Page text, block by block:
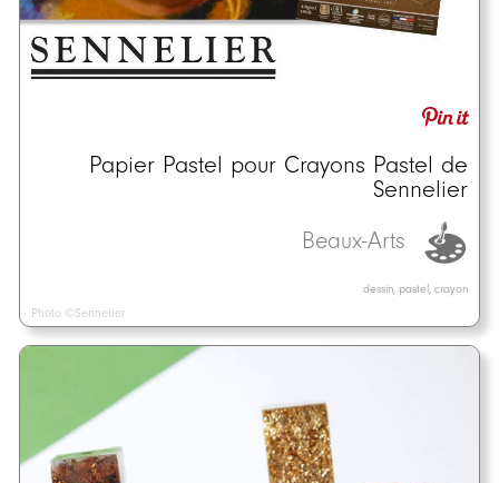
Papier Pastel pour Crayons Pastel de
Sennelier
Beaux-Arts
dessin, pastel, crayon
Photo ©Sennelier